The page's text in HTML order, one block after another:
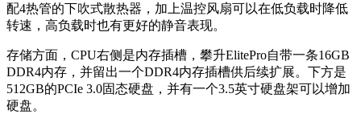
配4热管的下吹式散热器，加上温控风扇可以在低负载时降低
转速，高负载时也有更好的静音表现。
存储方面，CPU右侧是内存插槽，攀升ElitePro自带一条16GB
DDR4内存，并留出一个DDR4内存插槽供后续扩展。下方是
512GB的PCIe 3.0固态硬盘，并有一个3.5英寸硬盘架可以增加
硬盘。